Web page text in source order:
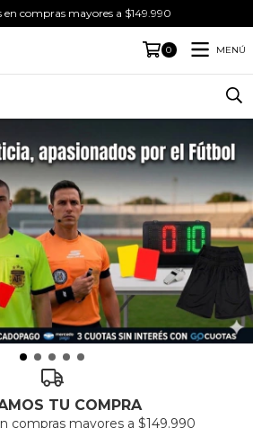
en compras mayores a $149.990
0 MENÚ
TU COMPRA
compras mayores a $149.990